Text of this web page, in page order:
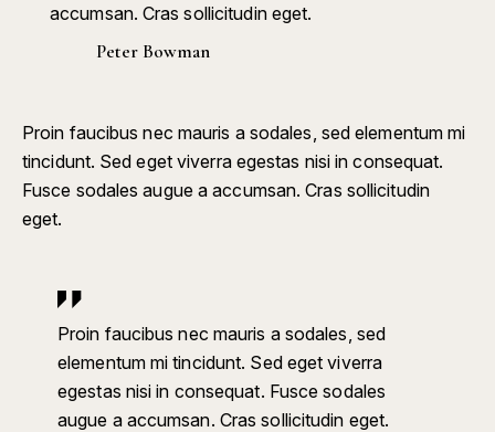
accumsan. Cras sollicitudin eget.
Peter Bowman
Proin faucibus nec mauris a sodales, sed elementum mi
tincidunt. Sed eget viverra egestas nisi in consequat.
Fusce sodales augue a accumsan. Cras sollicitudin
eget.
Proin faucibus nec mauris a sodales, sed
elementum mi tincidunt. Sed eget viverra
egestas nisi in consequat. Fusce sodales
augue a accumsan. Cras sollicitudin eget.